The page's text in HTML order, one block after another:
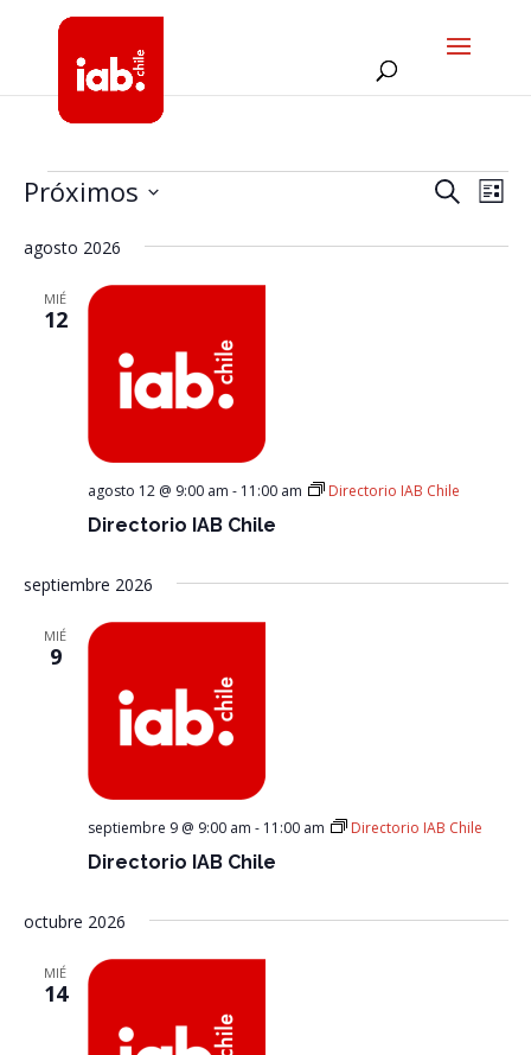
Eventos Buscar
de
Lista
Próximos
la
agosto 2026
MIÉ
12
Directorio IAB Chile
agosto 12 @ 9:00 am - 11:00 am Directorio IAB Chile
septiembre 2026
MIÉ
9
Directorio IAB Chile
septiembre 9 @ 9:00 am - 11:00 am Directorio IAB Chile
octubre 2026
MIÉ
14